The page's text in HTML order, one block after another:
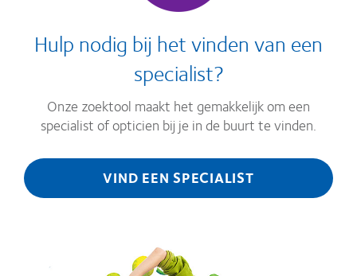
Hulp nodig bij het vinden van een
specialist?
Onze zoektool maakt het gemakkelijk om een
specialist of opticien bij je in de buurt te vinden.
VIND EEN SPECIALIST